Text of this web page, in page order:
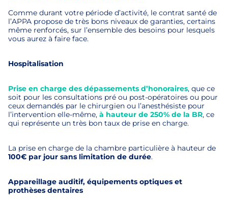
Comme durant votre période d’activité, le contrat santé de
l’APPA propose de très bons niveaux de garanties, certains
même renforcés, sur l’ensemble des besoins pour lesquels
vous aurez à faire face.
Hospitalisation
Prise en charge des dépassements d’honoraires, que ce
soit pour les consultations pré ou post-opératoires ou pour
ceux demandés par le chirurgien ou l’anesthésiste pour
l’intervention elle-même, à hauteur de 250% de la BR, ce
qui représente un très bon taux de prise en charge.
La prise en charge de la chambre particulière à hauteur de
100€ par jour sans limitation de durée.
Appareillage auditif, équipements optiques et
prothèses dentaires